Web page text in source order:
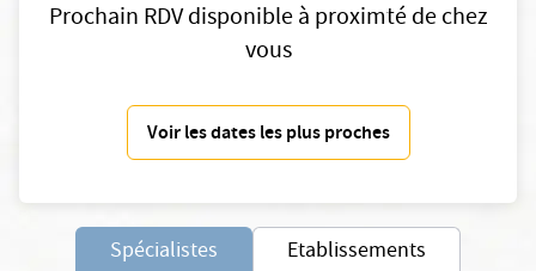
Prochain RDV disponible à proximté de chez
vous
Voir les dates les plus proches
Spécialistes Etablissements